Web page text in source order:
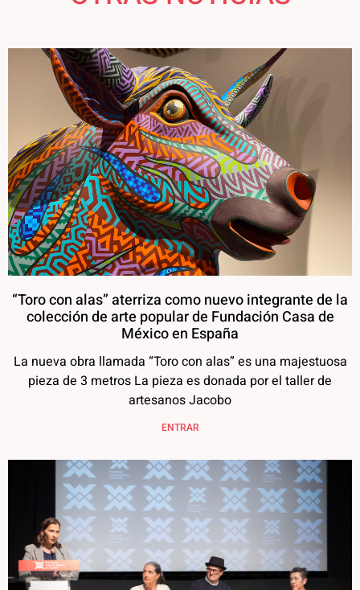
“Toro con alas” aterriza como nuevo integrante de la
colección de arte popular de Fundación Casa de
México en España
La nueva obra llamada “Toro con alas” es una majestuosa
pieza de 3 metros La pieza es donada por el taller de
artesanos Jacobo
ENTRAR